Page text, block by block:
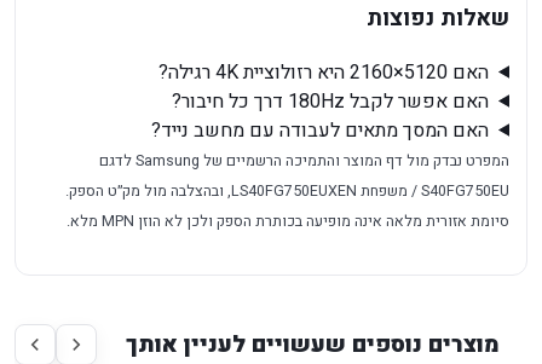
שאלות נפוצות
האם 5120×2160 היא רזולוציית 4K רגילה?
האם אפשר לקבל 180Hz דרך כל חיבור?
האם המסך מתאים לעבודה עם מחשב נייד?
המפרט נבדק מול דף המוצר והתמיכה הרשמיים של Samsung לדגם
S40FG750EU / משפחת LS40FG750EUXEN, ובהצלבה מול מק״ט הספק.
סיומת אזורית מלאה אינה מופיעה בכותרת הספק ולכן לא הוזן MPN מלא.
מוצרים נוספים שעשויים לעניין אותך